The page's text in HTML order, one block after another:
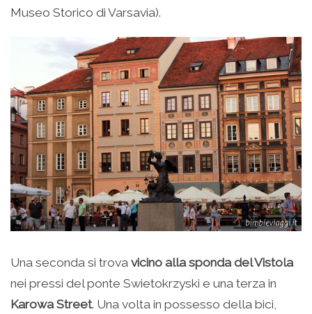
Museo Storico di Varsavia).
Una seconda si trova vicino alla sponda del Vistola
nei pressi del ponte Swietokrzyski e una terza in
Karowa Street. Una volta in possesso della bici,